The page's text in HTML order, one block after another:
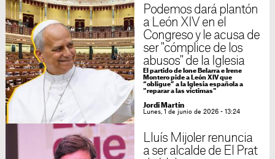
Podemos dará plantón
a León XIV en el
Congreso y le acusa de
ser "cómplice de los
abusos" de la Iglesia
El partido de Ione Belarra e Irene
Montero pide a León XIV que
“obligue” a la Iglesia española a
"reparar a las víctimas"
Jordi Martín
Lunes, 1 de junio de 2026 - 13:24
Lluís Mijoler renuncia
a ser alcalde de El Prat